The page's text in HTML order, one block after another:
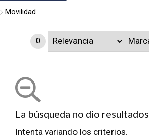
Movilidad
0
La búsqueda no dio resultados
Intenta variando los criterios.